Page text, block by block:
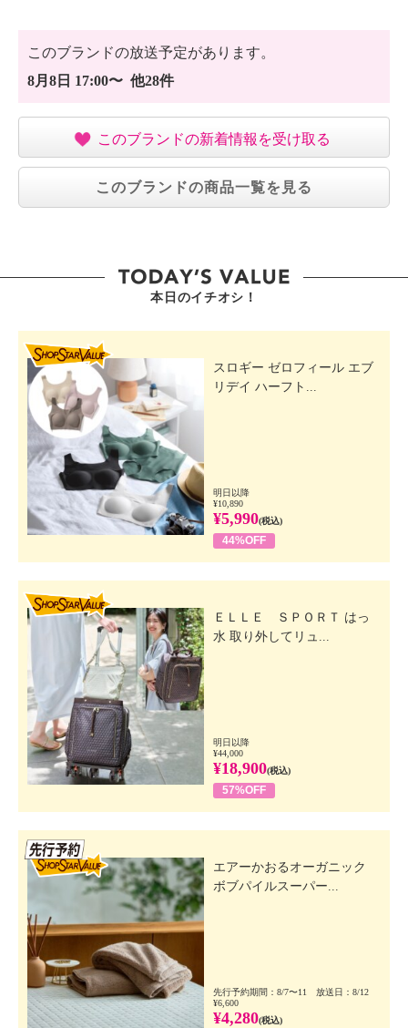
このブランドの放送予定があります。
8月8日 17:00〜 他28件
このブランドの新着情報を受け取る
このブランドの商品一覧を見る
本日のイチオシ！
スロギー ゼロフィール エブ
リデイ ハーフト...
明日以降
¥10,890
¥5,990(税込)
44%OFF
ＥＬＬＥ ＳＰＯＲＴ はっ
水 取り外してリュ...
明日以降
¥44,000
¥18,900(税込)
57%OFF
エアーかおるオーガニック
ボブパイルスーパー...
先行予約期間：8/7〜11 放送日：8/12
¥6,600
¥4,280(税込)